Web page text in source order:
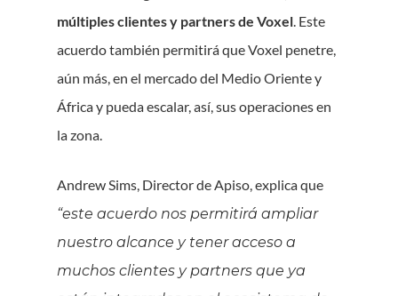
múltiples clientes y partners de Voxel. Este
acuerdo también permitirá que Voxel penetre,
aún más, en el mercado del Medio Oriente y
África y pueda escalar, así, sus operaciones en
la zona.
Andrew Sims, Director de Apiso, explica que
“este acuerdo nos permitirá ampliar
nuestro alcance y tener acceso a
muchos clientes y partners que ya